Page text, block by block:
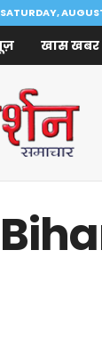
SATURDAY,
खास खबर